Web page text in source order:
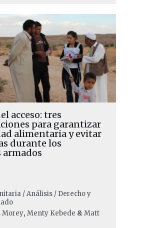
acceso: tres
para garantizar
alimentaria y evitar
durante los
/ Análisis / Derecho y
Morey, Menty Kebede & Matt